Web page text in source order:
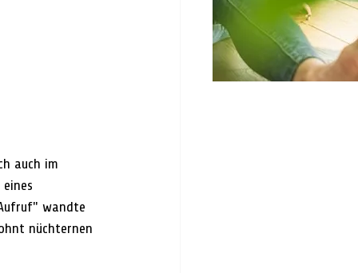
auch im
wandte
nüchternen